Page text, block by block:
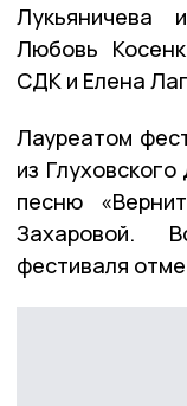
Лукьяничева
Любовь
СДК и Елена
Лауреатом
из
песню
Захаровой.
фестиваля